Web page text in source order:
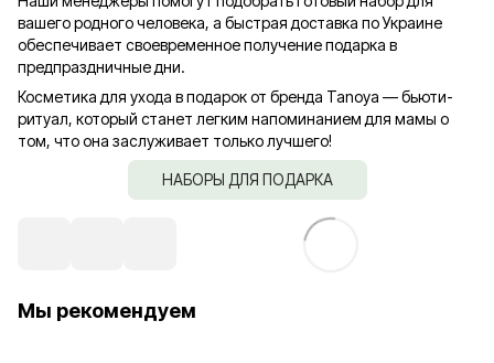
вашего родного человека, а быстрая доставка по Украине
обеспечивает своевременное получение подарка в
предпраздничные дни.
Косметика для ухода в подарок от бренда Tanoya — бьюти-
ритуал, который станет легким напоминанием для мамы о
том, что она заслуживает только лучшего!
НАБОРЫ ДЛЯ ПОДАРКА
Мы рекомендуем